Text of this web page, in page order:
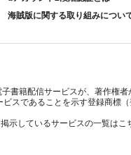
海賊版に関する取り組みについ
書籍配信サービスが、著作権者
スであることを示す登録商標
示しているサービスの一覧はこ